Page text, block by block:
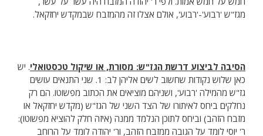
מגז"ש 'רבוע'-'רבוע', אולם אצלו זה מהמזבח שבמקדש יחזקאל.
הסיבה לביצוע דרשת הגז"ש: מסורת, או שיקול טכסטואלי. יש
כאן שלוש נקודות שחשוב לשים אליהן לב: 1. שני התנאים עושים
גז"ש מהמילה 'רבוע', ושניהם מוציאים את הכתוב מפשוטו. הם רק
נחלקים ביחס לאיתורו של הצד השני של הגז"ש (מקדש יחזקאל או
מזבח הזהב) וביחס לתוכן הנלמד ממנה (איזה חלק להוציא מפשוטו):
ר' יוסי לומד על הגובה ממזבח הזהב, ור' יהודה לומד על הרוחב